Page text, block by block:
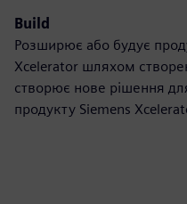
Build
Розширює або будує
Xcelerator шляхом
створює нове рішення
продукту Siemens